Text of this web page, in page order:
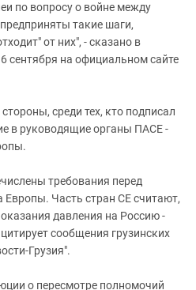
по вопросу о войне между
такие шаги,
от них", - сказано в
сентября на официальном сайте
среди тех, кто подписал
в руководящие органы ПАСЕ -
требования перед
Часть стран СЕ считают,
давления на Россию -
сообщения грузинских
Грузия".
о пересмотре полномочий